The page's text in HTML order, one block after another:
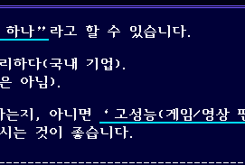
하나” 라고 할 수 있습니다.
하다(국내 기업).
아님).
는지, 아니면 ‘고성능(게임/영상
는 것이 좋습니다.